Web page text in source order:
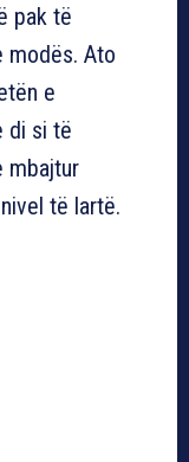
pak të
modës. Ato
e
di si të
mbajtur
të lartë.